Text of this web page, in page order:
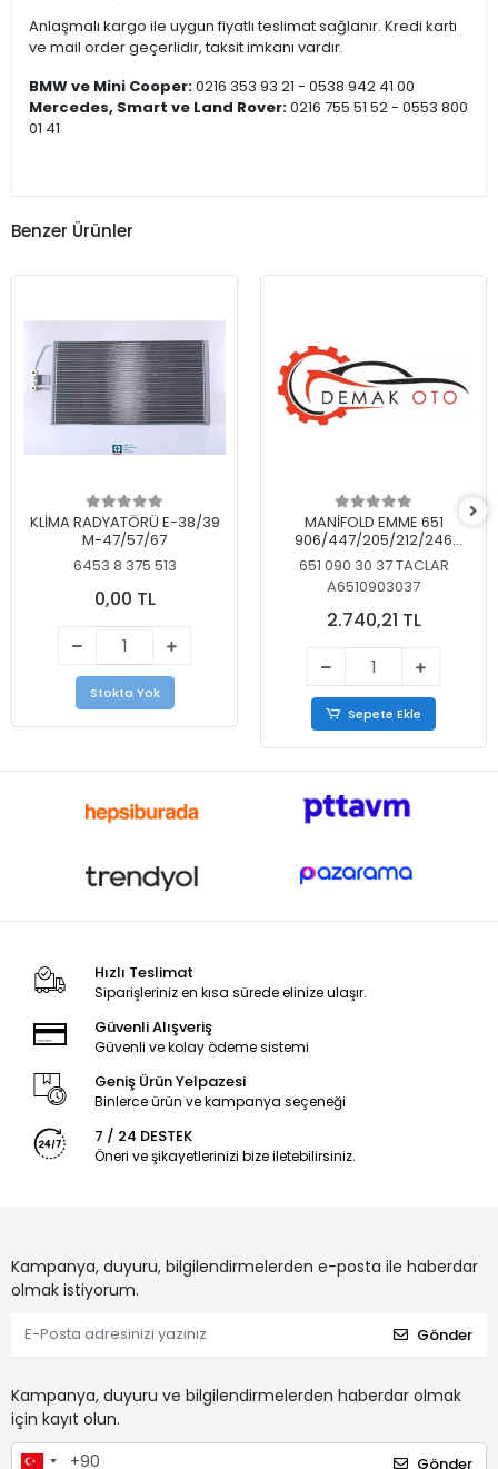
Anlaşmalı kargo ile uygun fiyatlı teslimat sağlanır. Kredi kartı
ve mail order geçerlidir, taksit imkanı vardır.
BMW ve Mini Cooper:0216 353 93 21 - 0538 942 41 00
Mercedes, Smart ve Land Rover:0216 755 51 52 - 0553 800
01 41
Benzer Ürünler
KLİMA RADYATÖRÜ E-38/39
M-47/57/67
6453 8 375 513
0,00 TL
Stokta Yok
MANİFOLD EMME 651
906/447/205/212/246
KELEBEKSİZ
651 090 30 37 TACLAR
A6510903037
2.740,21 TL
Sepete Ekle
Hızlı Teslimat
Siparişleriniz en kısa sürede elinize ulaşır.
Güvenli Alışveriş
Güvenli ve kolay ödeme sistemi
Geniş Ürün Yelpazesi
Binlerce ürün ve kampanya seçeneği
7 / 24 DESTEK
Öneri ve şikayetlerinizi bize iletebilirsiniz.
Kampanya, duyuru, bilgilendirmelerden e-posta ile haberdar
olmak istiyorum.
Gönder
Kampanya, duyuru ve bilgilendirmelerden haberdar olmak
için kayıt olun.
Gönder